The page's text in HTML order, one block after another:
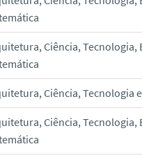
Ciência, Tecnologia,
Ciência, Tecnologia
Ciência, Tecnologia,